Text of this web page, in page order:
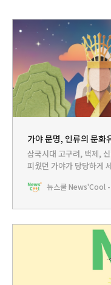
가야 문명, 인류의 문화
삼국시대 고구려, 백제,
피웠던 가야가 당당하게
도 잘 다루지 않아. 왜 그
뉴스쿨 News'Cool -